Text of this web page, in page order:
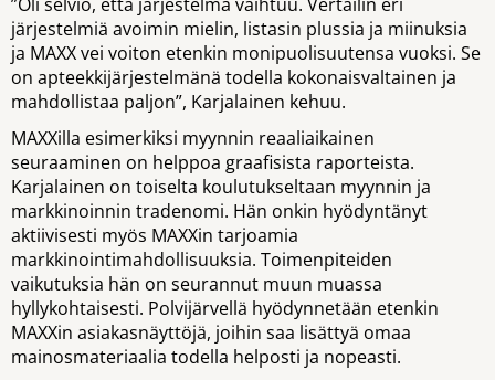
järjestelmiä avoimin mielin, listasin plussia ja miinuksia
ja MAXX vei voiton etenkin monipuolisuutensa vuoksi. Se
on apteekkijärjestelmänä todella kokonaisvaltainen ja
mahdollistaa paljon”, Karjalainen kehuu.
MAXXilla esimerkiksi myynnin reaaliaikainen
seuraaminen on helppoa graafisista raporteista.
Karjalainen on toiselta koulutukseltaan myynnin ja
markkinoinnin tradenomi. Hän onkin hyödyntänyt
aktiivisesti myös MAXXin tarjoamia
markkinointimahdollisuuksia. Toimenpiteiden
vaikutuksia hän on seurannut muun muassa
hyllykohtaisesti. Polvijärvellä hyödynnetään etenkin
MAXXin asiakasnäyttöjä, joihin saa lisättyä omaa
mainosmateriaalia todella helposti ja nopeasti.